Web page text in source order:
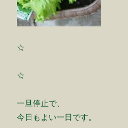
☆
☆
一旦停止で、
今日もよい一日です。